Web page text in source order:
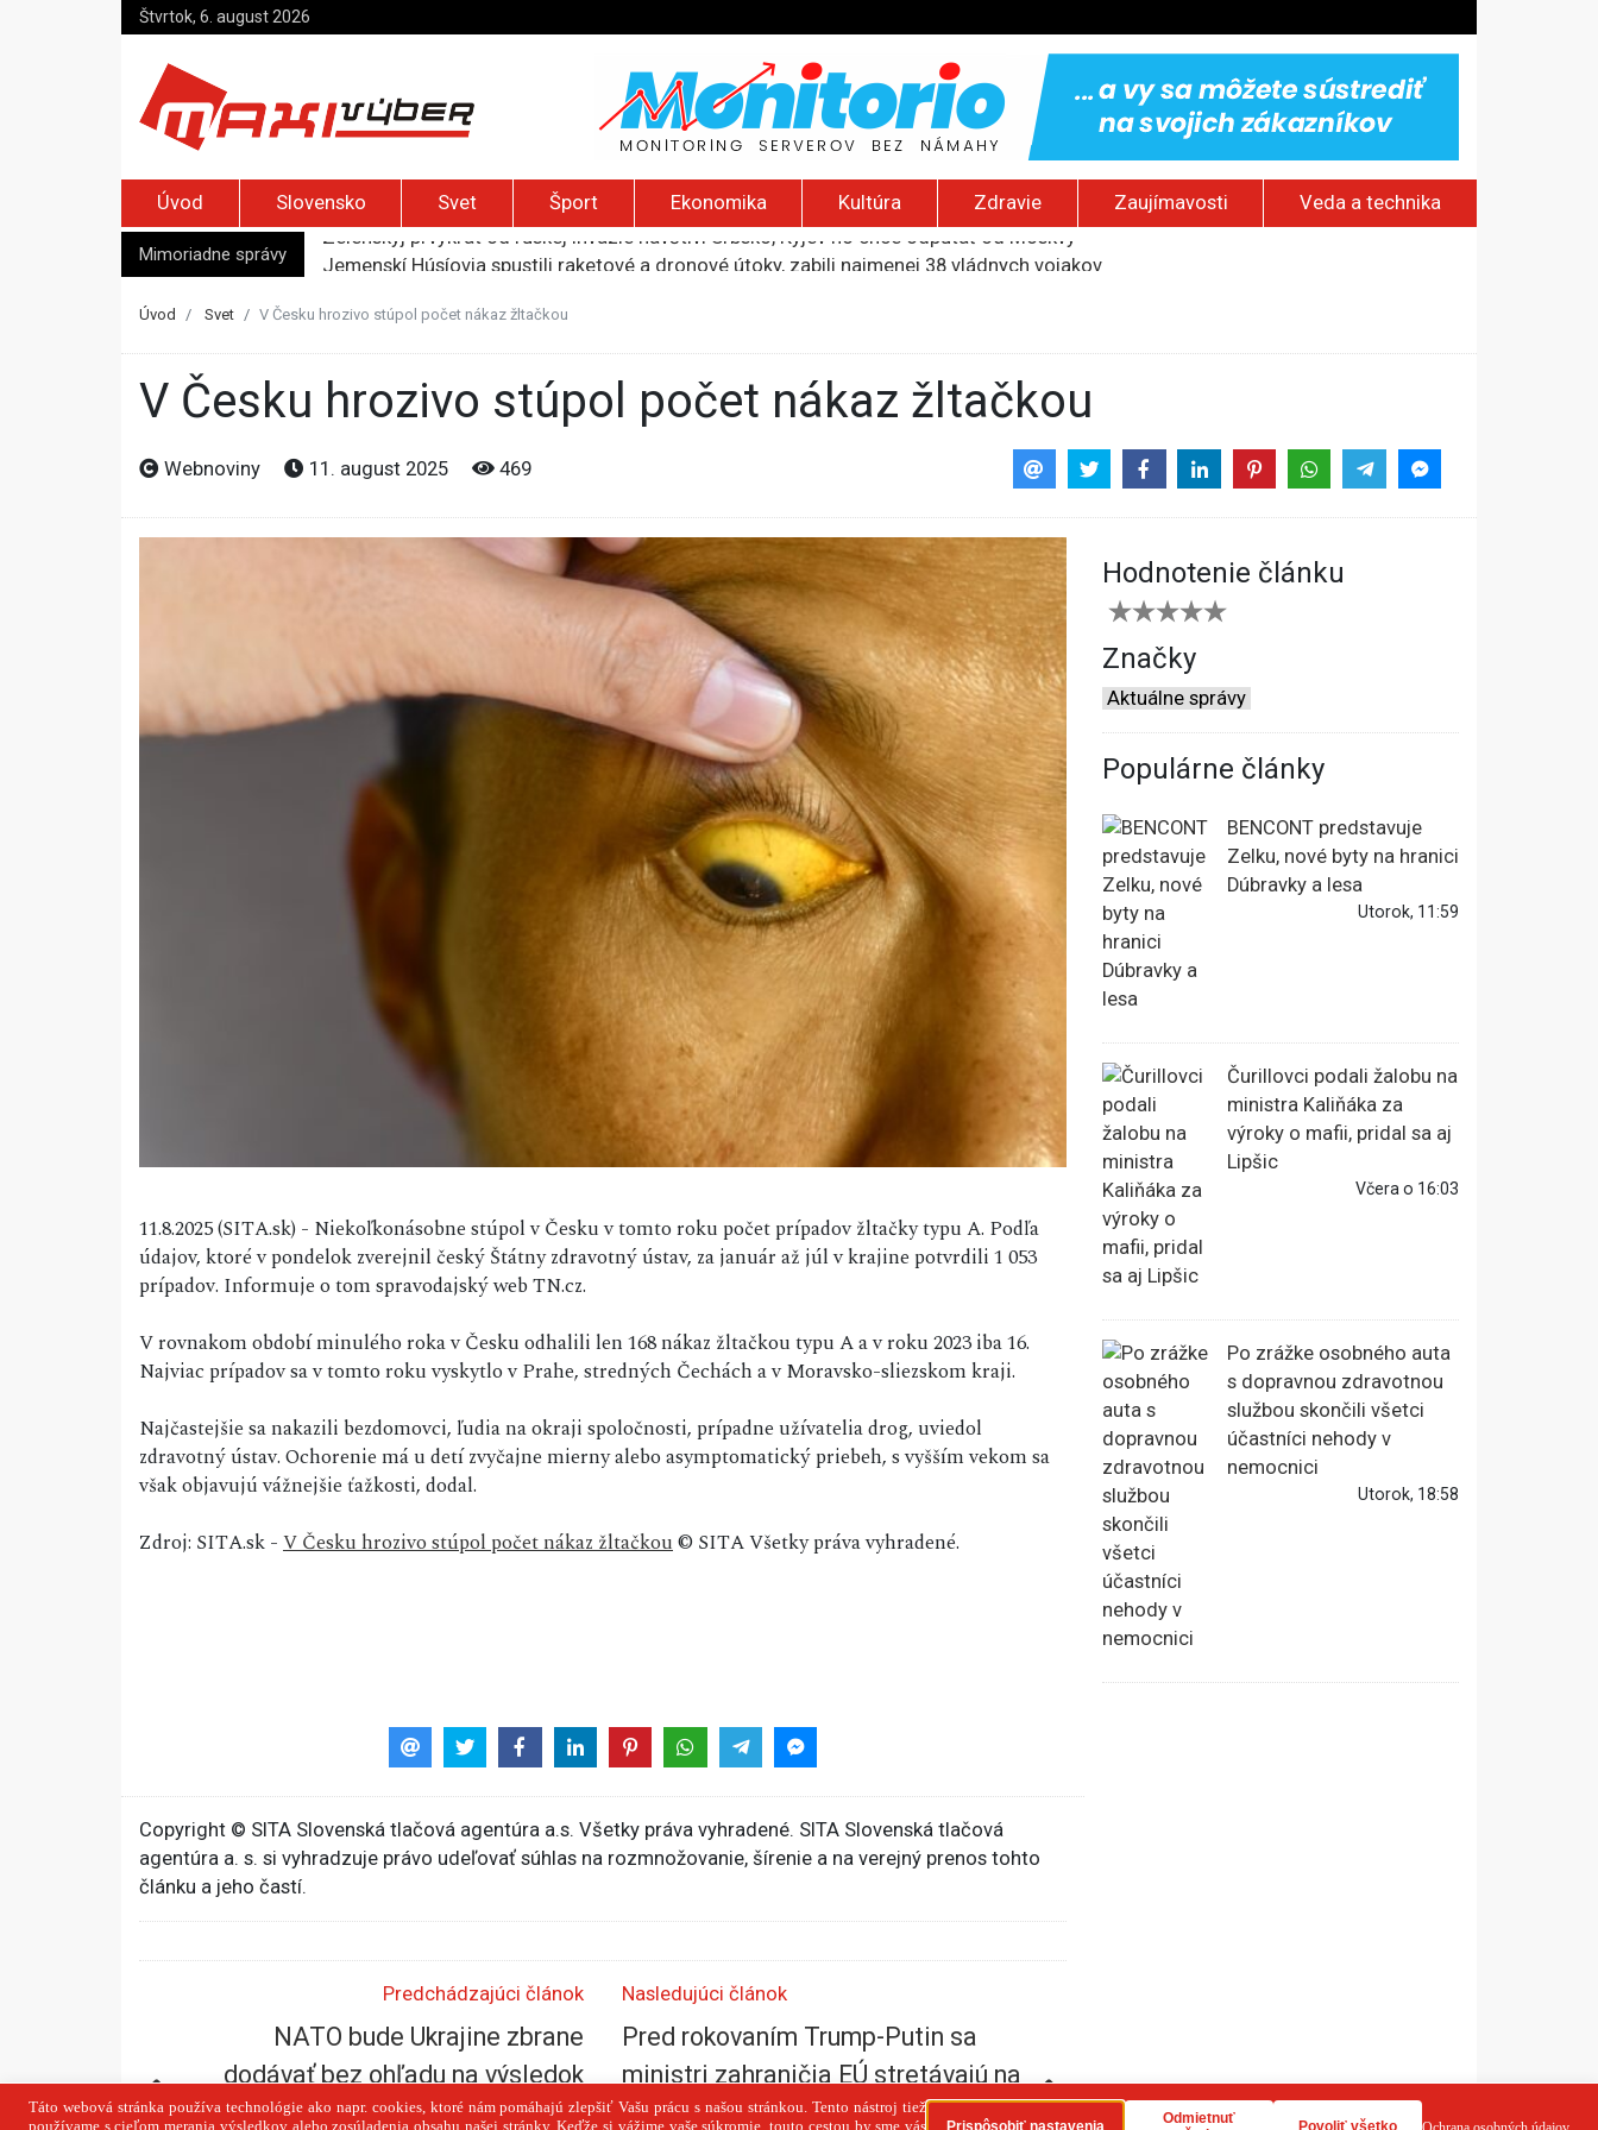
Štvrtok, 6. august 2026
Úvod Slovensko Svet Šport Ekonomika Kultúra Zdravie Zaujímavosti Veda a technika
Mimoriadne správy
Zelenskyj prvýkrát od ruskej invázie navštívi Srbsko, Kyjev ho chce odpútať od Moskvy
Jemenskí Húsíovia spustili raketové a dronové útoky, zabili najmenej 38 vládnych vojakov
Irán pohrozil susedom, že „zhasne celý Perzský záliv“, pripravil zoznam cieľov
Úvod Svet V Česku hrozivo stúpol počet nákaz žltačkou
V Česku hrozivo stúpol počet nákaz žltačkou
Webnoviny 11. august 2025 469
11.8.2025 (SITA.sk) - Niekoľkonásobne stúpol v Česku v tomto roku počet prípadov žltačky typu A. Podľa
údajov, ktoré v pondelok zverejnil český Štátny zdravotný ústav, za január až júl v krajine potvrdili 1 053
prípadov. Informuje o tom spravodajský web TN.cz.
V rovnakom období minulého roka v Česku odhalili len 168 nákaz žltačkou typu A a v roku 2023 iba 16.
Najviac prípadov sa v tomto roku vyskytlo v Prahe, stredných Čechách a v Moravsko-sliezskom kraji.
Najčastejšie sa nakazili bezdomovci, ľudia na okraji spoločnosti, prípadne užívatelia drog, uviedol
zdravotný ústav. Ochorenie má u detí zvyčajne mierny alebo asymptomatický priebeh, s vyšším vekom sa
však objavujú vážnejšie ťažkosti, dodal.
Zdroj: SITA.sk -V Česku hrozivo stúpol počet nákaz žltačkou© SITA Všetky práva vyhradené.
Hodnotenie článku
Značky
Aktuálne správy
Populárne články
BENCONT predstavuje
Zelku, nové byty na hranici
Dúbravky a lesa
Utorok, 11:59
Čurillovci podali žalobu na
ministra Kaliňáka za
výroky o mafii, pridal sa aj
Lipšic
Včera o 16:03
Po zrážke osobného auta
s dopravnou zdravotnou
službou skončili všetci
účastníci nehody v
nemocnici
Utorok, 18:58
Copyright © SITA Slovenská tlačová agentúra a.s. Všetky práva vyhradené. SITA Slovenská tlačová
agentúra a. s. si vyhradzuje právo udeľovať súhlas na rozmnožovanie, šírenie a na verejný prenos tohto
článku a jeho častí.
Predchádzajúci článok
NATO bude Ukrajine zbrane
dodávať bez ohľadu na výsledok
schôdzky Trumpa s Putinom,
Nasledujúci článok
Pred rokovaním Trump-Putin sa
ministri zahraničia EÚ stretávajú na
mimoriadnej schôdzke